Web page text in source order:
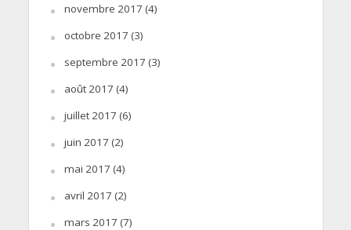
novembre 2017 (4)
octobre 2017 (3)
septembre 2017 (3)
août 2017 (4)
juillet 2017 (6)
juin 2017 (2)
mai 2017 (4)
avril 2017 (2)
mars 2017 (7)